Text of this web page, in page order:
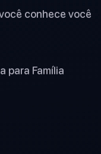
conhece você
para Família